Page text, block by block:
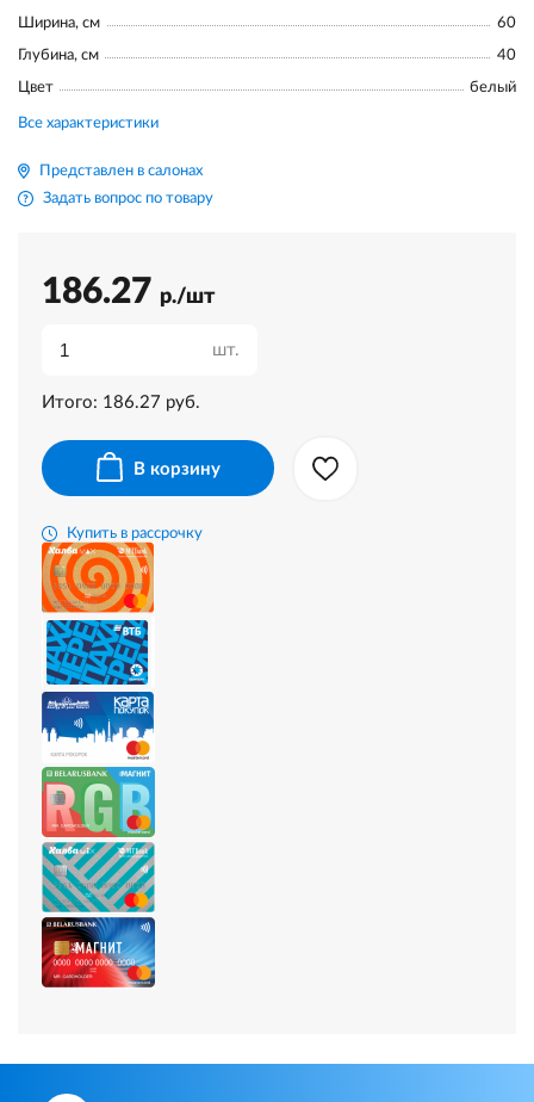
Ширина, см 60
Глубина, см 40
Цвет белый
Все характеристики
Представлен в салонах
Задать вопрос по товару
186.27 р./шт
шт.
Итого: 186.27 руб.
В корзину
Купить в рассрочку